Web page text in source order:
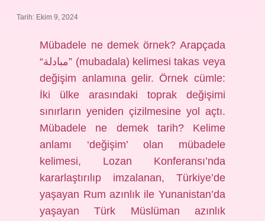
Tarih: Ekim 9, 2024
Mübadele ne demek örnek? Arapçada
“مبادلة” (mubadala) kelimesi takas veya
değişim anlamına gelir. Örnek cümle:
İki ülke arasındaki toprak değişimi
sınırların yeniden çizilmesine yol açtı.
Mübadele ne demek tarih? Kelime
anlamı ‘değişim’ olan mübadele
kelimesi, Lozan Konferansı’nda
kararlaştırılıp imzalanan, Türkiye’de
yaşayan Rum azınlık ile Yunanistan’da
yaşayan Türk Müslüman azınlık